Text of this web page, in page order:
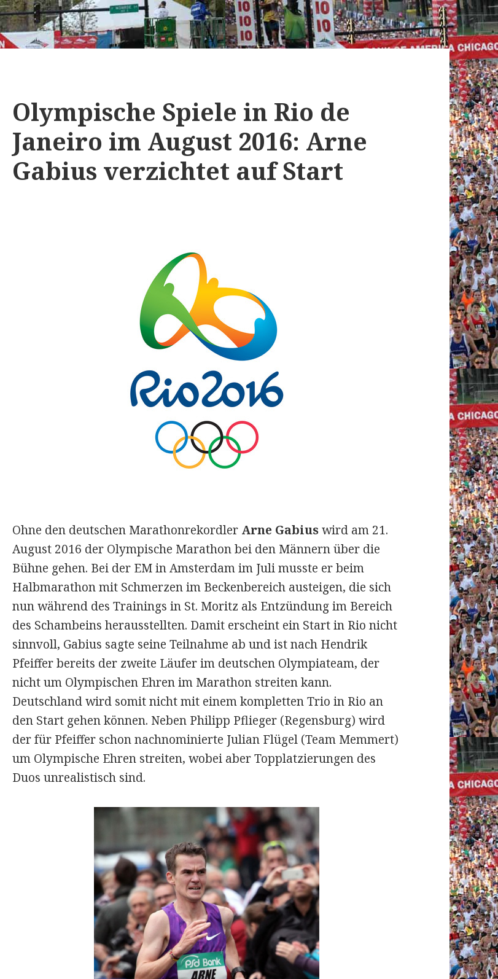
Olympische Spiele in Rio de
Janeiro im August 2016: Arne
Gabius verzichtet auf Start
Ohne den deutschen Marathonrekordler Arne Gabiuswird am 21.
August 2016 der Olympische Marathon bei den Männern über die
Bühne gehen. Bei der EM in Amsterdam im Juli musste er beim
Halbmarathon mit Schmerzen im Beckenbereich austeigen, die sich
nun während des Trainings in St. Moritz als Entzündung im Bereich
des Schambeins herausstellten. Damit erscheint ein Start in Rio nicht
sinnvoll, Gabius sagte seine Teilnahme ab und ist nach Hendrik
Pfeiffer bereits der zweite Läufer im deutschen Olympiateam, der
nicht um Olympischen Ehren im Marathon streiten kann.
Deutschland wird somit nicht mit einem kompletten Trio in Rio an
den Start gehen können. Neben Philipp Pflieger (Regensburg) wird
der für Pfeiffer schon nachnominierte Julian Flügel (Team Memmert)
um Olympische Ehren streiten, wobei aber Topplatzierungen des
Duos unrealistisch sind.